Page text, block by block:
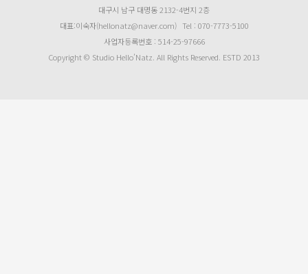
대구시 남구 대명동 2132-4번지 2층
대표:이숙자(hellonatz@naver.com) Tel : 070-7773-5100
사업자등록번호 : 514-25-97666
Copyright © Studio Hello’Natz. All Rights Reserved. ESTD 2013